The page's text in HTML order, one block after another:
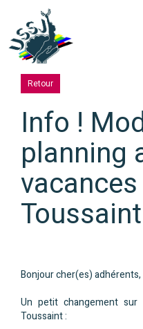
Retour
Info !
planning
Bonjour cher(es) adhérents,
Un petit changement
Toussaint :